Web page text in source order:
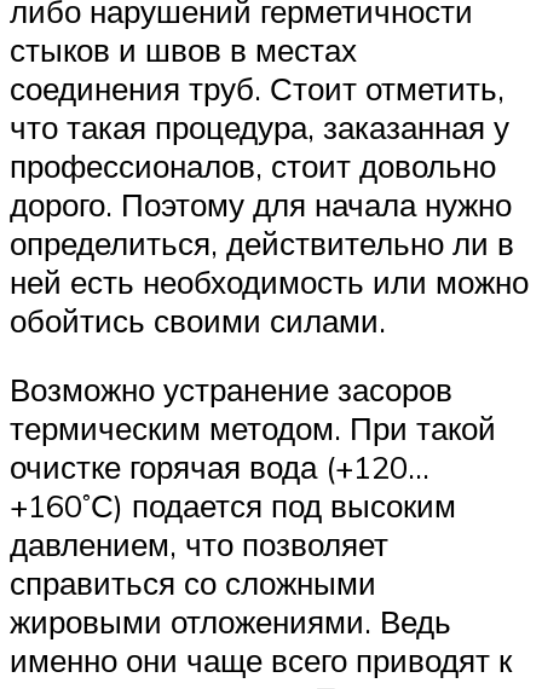
либо нарушений герметичности
стыков и швов в местах
соединения труб. Стоит отметить,
что такая процедура, заказанная у
профессионалов, стоит довольно
дорого. Поэтому для начала нужно
определиться, действительно ли в
ней есть необходимость или можно
обойтись своими силами.
Возможно устранение засоров
термическим методом. При такой
очистке горячая вода (+120…
+160˚С) подается под высоким
давлением, что позволяет
справиться со сложными
жировыми отложениями. Ведь
именно они чаще всего приводят к